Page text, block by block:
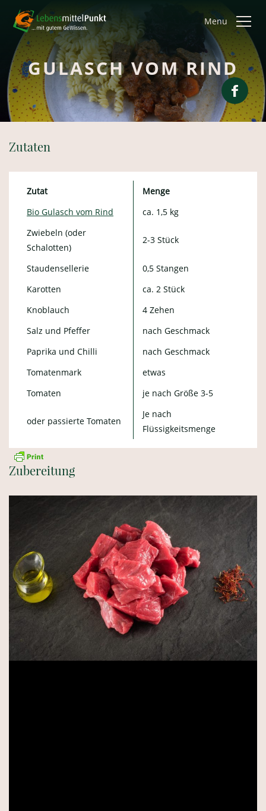
Menu
GULASCH VOM RIND
Zutaten
Zutat
Menge
Bio Gulasch vom Rind
ca. 1,5 kg
Zwiebeln (oder
Schalotten)
2-3 Stück
Staudensellerie
0,5 Stangen
Karotten
ca. 2 Stück
Knoblauch
4 Zehen
Salz und Pfeffer
nach Geschmack
Paprika und Chilli
nach Geschmack
Tomatenmark
etwas
Tomaten
je nach Größe 3-5
oder passierte Tomaten
Je nach
Flüssigkeitsmenge
Zubereitung